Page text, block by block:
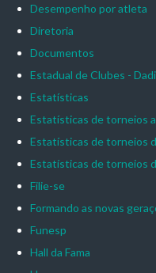
Desempenho por atleta
Diretoria
Documentos
Estadual de Clubes -
Estatísticas
Estatísticas de torneios
Estatísticas de torneios
Estatísticas de torneios
Filie-se
Formando as novas
Funesp
Hall da Fama